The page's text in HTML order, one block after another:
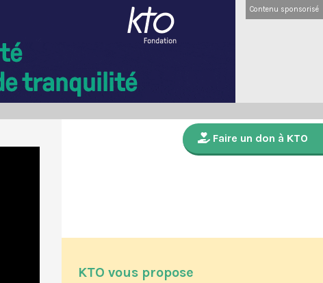
Contenu sponsorisé
Faire un don à KTO
KTO vous propose